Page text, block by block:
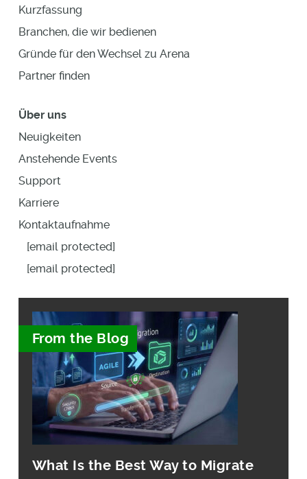
Kurzfassung
Branchen, die wir bedienen
Gründe für den Wechsel zu Arena
Partner finden
Über uns
Neuigkeiten
Anstehende Events
Support
Karriere
Kontaktaufnahme
[email protected]
[email protected]
From the Blog
What Is the Best Way to Migrate